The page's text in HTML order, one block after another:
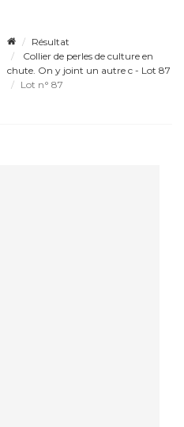
Résultat
Collier de perles de culture en
chute. On y joint un autre c - Lot 87
Lot n° 87